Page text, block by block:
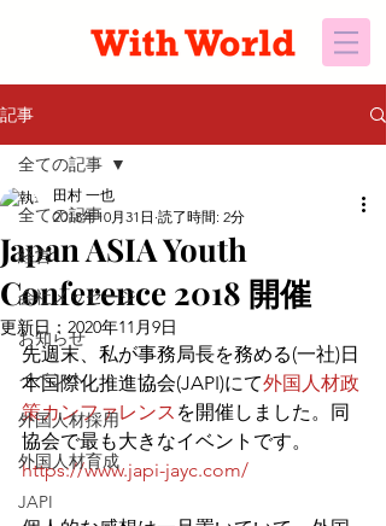
記事
全ての記事
経営
会社メッセージ
お知らせ
イベント
外国人材採用
外国人材育成
JAPI
全ての記事
Japan ASIA Youth
Conference 2018 開催
田村 一也
2018年10月31日 読了時間: 2分
更新日： 2020年11月9日
先週末、私が事務局長を務める(一社)日
本国際化推進協会(JAPI)にて外国人材政
策カンファレンス を開催しました。同
協会で最も大きなイベントです。
https://www.japi-jayc.com/